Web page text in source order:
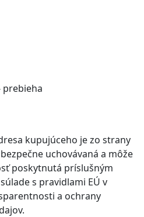
prebieha
kupujúceho je zo strany
uchovávaná a môže
poskytnutá príslušným
s pravidlami EÚ v
a ochrany